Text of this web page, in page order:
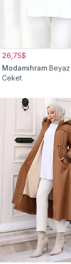
26,75$
Modamihram Beyaz
Ceket